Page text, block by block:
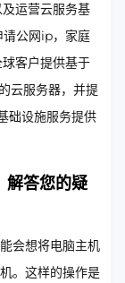
运营云服务基
请公网ip，家庭
客户提供基于
云服务器，并提
础设施服务提供
解答您的疑
会想将电脑主机
。这样的操作是